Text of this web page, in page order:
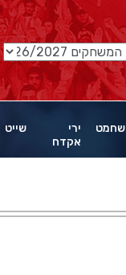
שחמט
ירי
אקדח
שייט